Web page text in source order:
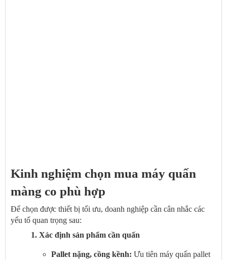
Kinh nghiệm chọn mua máy quấn
màng co phù hợp
Để chọn được thiết bị tối ưu, doanh nghiệp cần cân nhắc các
yếu tố quan trọng sau:
1. Xác định sản phẩm cần quấn
Pallet nặng, cồng kềnh: Ưu tiên máy quấn pallet